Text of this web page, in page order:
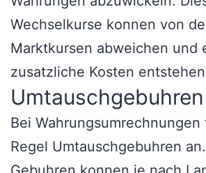
Wechselkurse konnen von
Marktkursen abweichen und
zusatzliche Kosten
Umtauschgebuhren
Bei
Regel Umtauschgebuhren